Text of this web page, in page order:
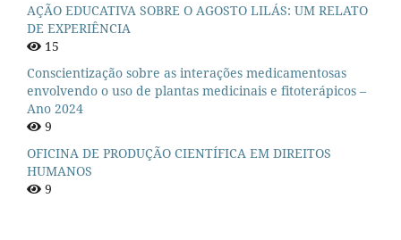
AÇÃO EDUCATIVA SOBRE O AGOSTO LILÁS: UM RELATO
DE EXPERIÊNCIA
15
Conscientização sobre as interações medicamentosas
envolvendo o uso de plantas medicinais e fitoterápicos –
Ano 2024
9
OFICINA DE PRODUÇÃO CIENTÍFICA EM DIREITOS
HUMANOS
9